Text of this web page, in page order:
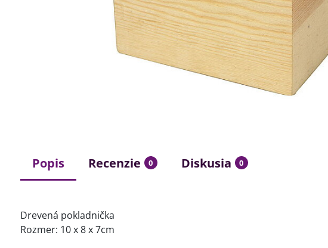
Popis Recenzie 0 Diskusia 0
Drevená pokladnička
Rozmer: 10 x 8 x 7cm